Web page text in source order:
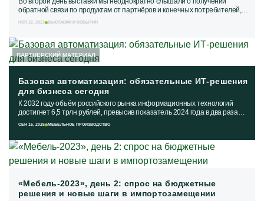
обратной связи по продуктам от партнёров и конечных потребителей, а
также о запуске тестовых...
НОЯ 22, 2023 ВЫСТАВКИ И СОБЫТИЯ
ПАРТНЕРСКИЙ МАТЕРИАЛ
Базовая автоматизация: обязательные ИТ-решения
для бизнеса сегодня
К 2032 году объём российского рынка информационных технологий
достигнет 6,5 трлн рублей, превысив показатель 2024 года в два раза
(2,8 трлн рублей). Такие...
СЕН 16, 2025 МЕБЕЛЬНОЕ ПРОИЗВОДСТВО
«Мебель-2023», день 2: спрос на бюджетные
решения и новые шаги в импортозамещении